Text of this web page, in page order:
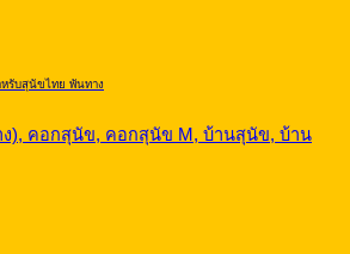
รับสุนัขไทย พันทาง
ง), คอกสุนัข, คอกสุนัข M, บ้านสุนัข, บ้าน